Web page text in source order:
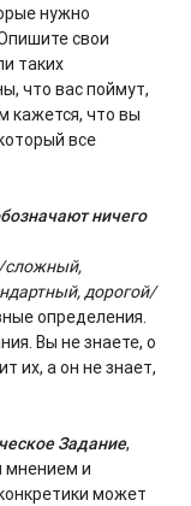
нужно
свои
таких
что вас поймут,
кажется, что вы
все
ничего
сложный,
дорогой/
определения.
Вы не знаете, о
их, а он не знает,
Задание,
мнением и
может